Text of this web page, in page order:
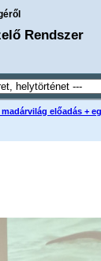
Rendszer
madárvilág előadás +